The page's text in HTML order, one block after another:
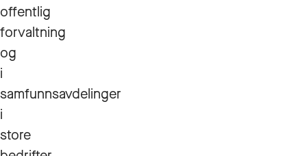
offentlig
forvaltning
og
i
samfunnsavdelinger
i
store